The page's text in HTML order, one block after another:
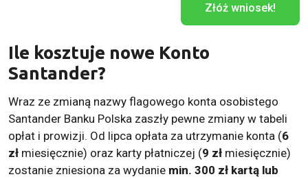
Złóż wniosek!
Ile kosztuje nowe Konto
Santander?
Wraz ze zmianą nazwy flagowego konta osobistego
Santander Banku Polska zaszły pewne zmiany w tabeli
opłat i prowizji. Od lipca opłata za utrzymanie konta (6
zł miesięcznie) oraz karty płatniczej (9 zł miesięcznie)
zostanie zniesiona za wydanie min. 300 zł kartą lub